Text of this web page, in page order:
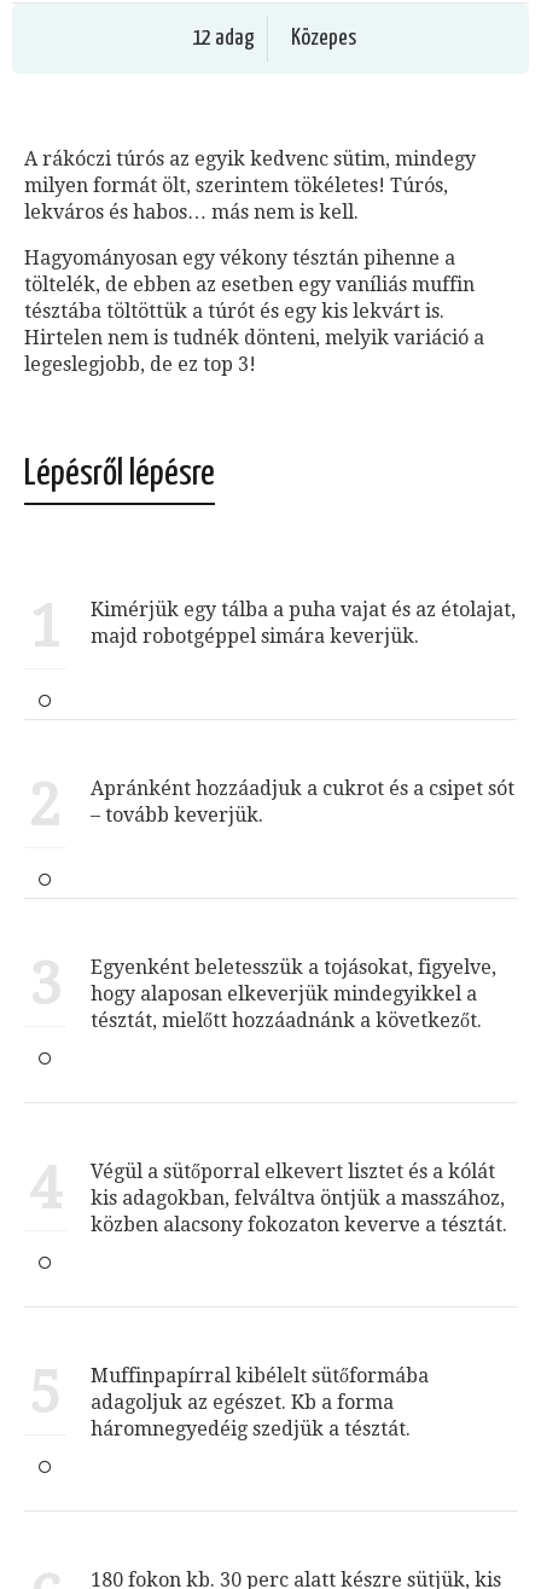
12 adag Közepes
A rákóczi túrós az egyik kedvenc sütim, mindegy
milyen formát ölt, szerintem tökéletes! Túrós,
lekváros és habos… más nem is kell.
Hagyományosan egy vékony tésztán pihenne a
töltelék, de ebben az esetben egy vaníliás muffin
tésztába töltöttük a túrót és egy kis lekvárt is.
Hirtelen nem is tudnék dönteni, melyik variáció a
legeslegjobb, de ez top 3!
Lépésről lépésre
1
Kimérjük egy tálba a puha vajat és az étolajat,
majd robotgéppel simára keverjük.
2
Apránként hozzáadjuk a cukrot és a csipet sót
– tovább keverjük.
3
Egyenként beletesszük a tojásokat, figyelve,
hogy alaposan elkeverjük mindegyikkel a
tésztát, mielőtt hozzáadnánk a következőt.
4
Végül a sütőporral elkevert lisztet és a kólát
kis adagokban, felváltva öntjük a masszához,
közben alacsony fokozaton keverve a tésztát.
5
Muffinpapírral kibélelt sütőformába
adagoljuk az egészet. Kb a forma
háromnegyedéig szedjük a tésztát.
180 fokon kb. 30 perc alatt készre sütjük, kis